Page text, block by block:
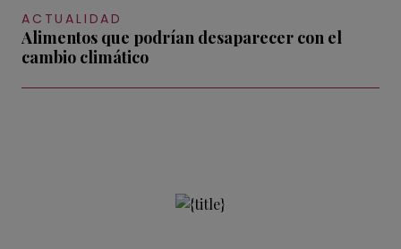
ACTUALIDAD
Alimentos que podrían desaparecer con el
cambio climático